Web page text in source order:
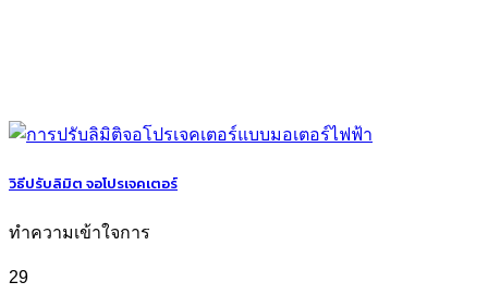
วิธีปรับลิมิต จอโปรเจคเตอร์
ทำความเข้าใจการ
29